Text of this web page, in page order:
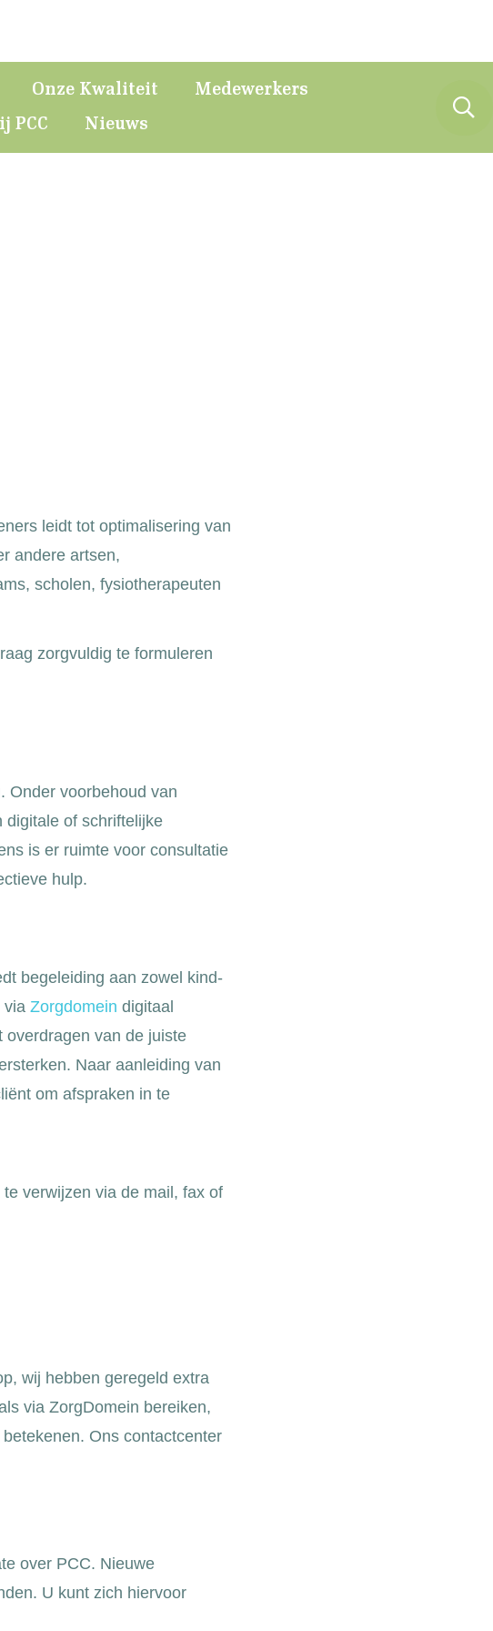
Onze Kwaliteit
Medewerkers
PCC Nieuws
leidt tot optimalisering van
andere artsen,
scholen, fysiotherapeuten
zorgvuldig te formuleren
Onder voorbehoud van
digitale of schriftelijke
is er ruimte voor consultatie
hulp.
begeleiding aan zowel kind-
via Zorgdomein digitaal
van de juiste
Naar aanleiding van
om afspraken in te
verwijzen via de mail, fax of
wij hebben geregeld extra
via ZorgDomein bereiken,
Ons contactcenter
over PCC. Nieuwe
U kunt zich hiervoor